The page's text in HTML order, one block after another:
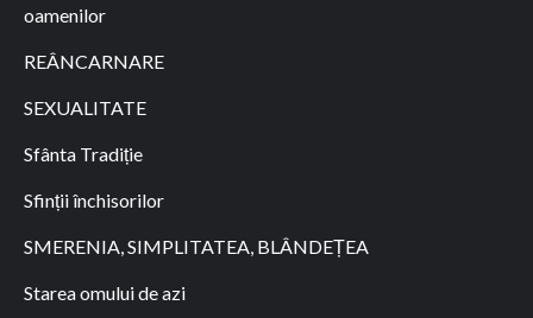
oamenilor
REÂNCARNARE
SEXUALITATE
Sfânta Tradiție
Sfinții închisorilor
SMERENIA, SIMPLITATEA, BLÂNDEȚEA
Starea omului de azi